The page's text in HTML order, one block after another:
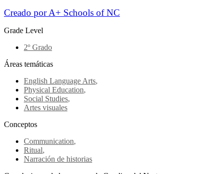
Creado por A+ Schools of NC
Grade Level
2º Grado
Áreas temáticas
English Language Arts,
Physical Education,
Social Studies,
Artes visuales
Conceptos
Communication,
Ritual,
Narración de historias